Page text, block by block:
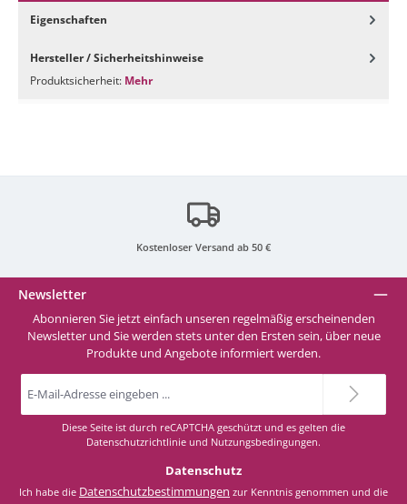
Eigenschaften
Hersteller / Sicherheitshinweise
Produktsicherheit: Mehr
Kostenloser Versand ab 50 €
Newsletter
Abonnieren Sie jetzt einfach unseren regelmäßig erscheinenden
Newsletter und Sie werden stets unter den Ersten sein, über neue
Produkte und Angebote informiert werden.
E-
Mail-
*
Diese Seite ist durch reCAPTCHA geschützt und es gelten die
Datenschutzrichtlinie und Nutzungsbedingungen.
Datenschutz
Ich habe die Datenschutzbestimmungen zur Kenntnis genommen und die